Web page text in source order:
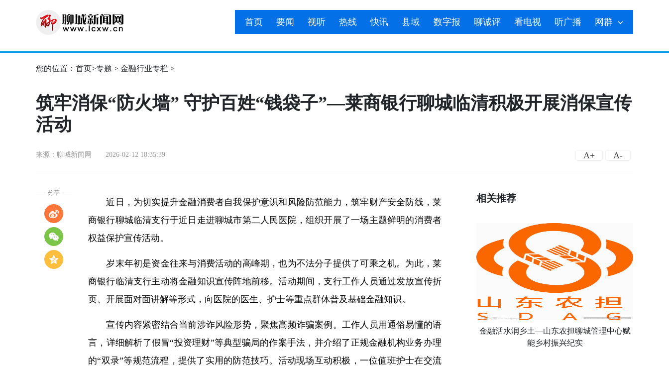
首页 要闻 视听 热线 快讯 县域 数字报 聊诚评 看电视 听广播 网群
您的位置： 首页>专题 > 金融行业专栏 >
筑牢消保“防火墙” 守护百姓“钱袋子”—莱商银行聊城临清积极开展消保宣传
活动
来源：聊城新闻网 2026-02-12 18:35:39 A+ A-
分享
近日，为切实提升金融消费者自我保护意识和风险防范能力，筑牢财产安全防线，莱
商银行聊城临清支行于近日走进聊城市第二人民医院，组织开展了一场主题鲜明的消费者
权益保护宣传活动。
岁末年初是资金往来与消费活动的高峰期，也为不法分子提供了可乘之机。为此，莱
商银行临清支行主动将金融知识宣传阵地前移。活动期间，支行工作人员通过发放宣传折
页、开展面对面讲解等形式，向医院的医生、护士等重点群体普及基础金融知识。
宣传内容紧密结合当前涉诈风险形势，聚焦高频诈骗案例。工作人员用通俗易懂的语
言，详细解析了假冒“投资理财”等典型骗局的作案手法，并介绍了正规金融机构业务办理
的“双录”等规范流程，提供了实用的防范技巧。活动现场互动积极，一位值班护士在交流
相关推荐
金融活水润乡土—山东农担聊城管理中心赋
能乡村振兴纪实